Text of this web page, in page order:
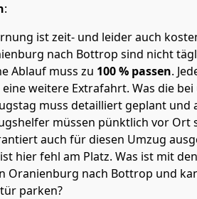
:
ist zeit- und leider auch
nach Bottrop sind nicht
Ablauf muss zu 100 % passen.
weitere Extrafahrt. Was die
muss detailliert geplant und
müssen pünktlich vor Ort
auch für diesen Umzug
ist hier fehl am Platz. Was ist mit den
Oranienburg nach Bottrop und
parken?